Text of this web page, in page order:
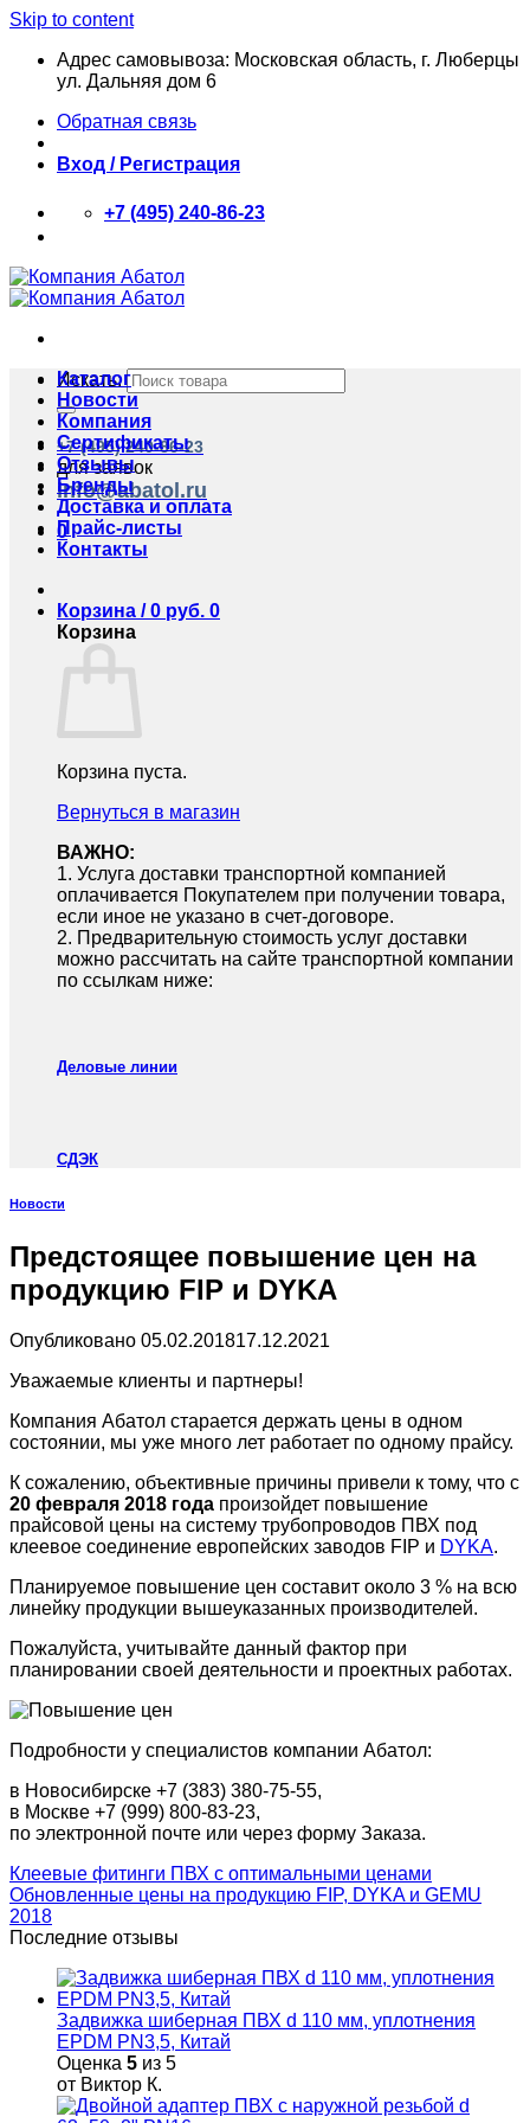
Skip to content
Адрес самовывоза: Московская область, г. Люберцы
ул. Дальняя дом 6
Обратная связь
Вход / Регистрация
+7 (495) 240-86-23
Искать:
+7 (495) 240-86-23
для заявок
info@abatol.ru
0
Каталог
Новости
Компания
Сертификаты
Отзывы
Бренды
Доставка и оплата
Прайс-листы
Контакты
Корзина /0 руб. 0
Корзина
Корзина пуста.
Вернуться в магазин
ВАЖНО:
1.⁠ ⁠Услуга доставки транспортной компанией
оплачивается Покупателем при получении товара,
если иное не указано в счет-договоре.
2.⁠ ⁠Предварительную стоимость услуг доставки
можно рассчитать на сайте транспортной компании
по ссылкам ниже:
Деловые линии
СДЭК
Новости
Предстоящее повышение цен на
продукцию FIP и DYKA
Опубликовано 05.02.201817.12.2021
Уважаемые клиенты и партнеры!
Компания Абатол старается держать цены в одном
состоянии, мы уже много лет работает по одному прайсу.
К сожалению, объективные причины привели к тому, что с
20 февраля 2018 года произойдет повышение
прайсовой цены на систему трубопроводов ПВХ под
клеевое соединение европейских заводов FIP и DYKA.
Планируемое повышение цен составит около 3 % на всю
линейку продукции вышеуказанных производителей.
Пожалуйста, учитывайте данный фактор при
планировании своей деятельности и проектных работах.
Подробности у специалистов компании Абатол:
в Новосибирске +7 (383) 380-75-55,
в Москве +7 (999) 800-83-23,
по электронной почте или через форму Заказа.
Клеевые фитинги ПВХ с оптимальными ценами
Обновленные цены на продукцию FIP, DYKA и GEMU
2018
Последние отзывы
Задвижка шиберная ПВХ d 110 мм, уплотнения
EPDM PN3,5, Китай
Оценка 5 из 5
от Виктор К.